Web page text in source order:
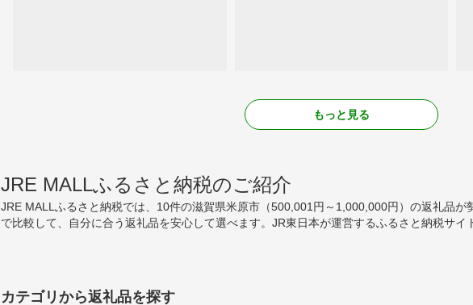
もっと見る
JRE MALLふるさと納税のご紹介
JRE MALLふるさと納税では、10件の滋賀県米原市（500,001円～1,000,000円）の返礼品が
で比較して、自分に合う返礼品を安心して選べます。JR東日本が運営するふるさと納税サイ
カテゴリから返礼品を探す